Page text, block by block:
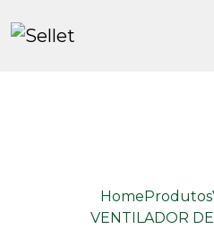
HomeProdutos
VENTILADOR